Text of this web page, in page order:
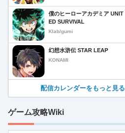
僕のヒーローアカデミア UNIT
ED SURVIVAL
Klab/gumi
幻想水滸伝 STAR LEAP
KONAMI
配信カレンダーをもっと見る
ゲーム攻略Wiki